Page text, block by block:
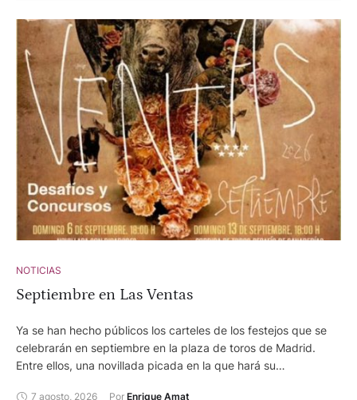
de 7.000 personas, entre familiares, amigos, paisanos y
aficionados, llegados desde muchos puntos se dieron cita en
las calles de Foios para estar cerca de su paisano, quien llegó
un poco antes de las seis y media. Ferrán declaró
emocionado: "Sois mi pueblo, sois mi gente. Es un orgullo para
si qué hayais venido a estar conmigo . Soy y seré foiero
siempre." En la foto, con su paisano Vicente Ruiz, el Soro.
Ambos han llevado el nombre de Foios por todos los rincones
de la tierra.
NOTICIAS
Septiembre en Las Ventas
Ya se han hecho públicos los carteles de los festejos que se
celebrarán en septiembre en la plaza de toros de Madrid.
Entre ellos, una novillada picada en la que hará su
7 agosto, 2026 Por Enrique Amat